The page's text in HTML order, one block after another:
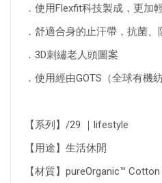
．使用Flexfit科技製成，更加
．舒適合身的止汗帶，抗菌
．3D刺繡老人頭圖案
．使用經由GOTS（全球有機
【系列】/29 ｜lifestyle
【用途】生活休閒
【材質】pureOrganic™